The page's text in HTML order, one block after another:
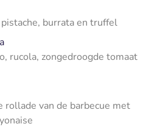
burrata en truffel
rucola, zongedroogde tomaat
rollade van de barbecue met